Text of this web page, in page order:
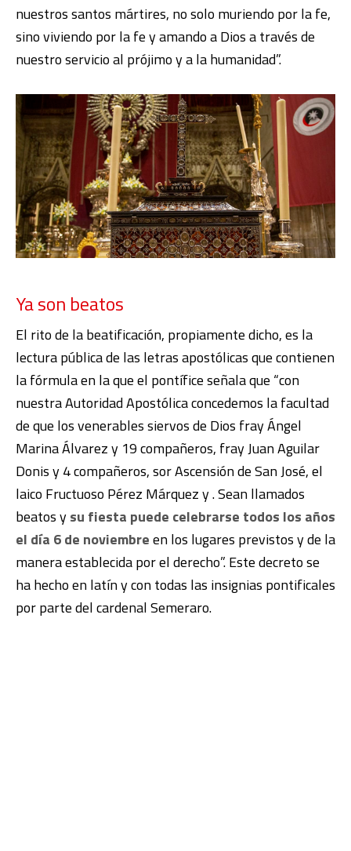
nuestros santos mártires, no solo muriendo por la fe,
sino viviendo por la fe y amando a Dios a través de
nuestro servicio al prójimo y a la humanidad”.
Ya son beatos
El rito de la beatificación, propiamente dicho, es la
lectura pública de las letras apostólicas que contienen
la fórmula en la que el pontífice señala que “con
nuestra Autoridad Apostólica concedemos la facultad
de que los venerables siervos de Dios fray Ángel
Marina Álvarez y 19 compañeros, fray Juan Aguilar
Donis y 4 compañeros, sor Ascensión de San José, el
laico Fructuoso Pérez Márquez y . Sean llamados
beatos ysu fiesta puede celebrarse todos los años
el día 6 de noviembreen los lugares previstos y de la
manera establecida por el derecho”. Este decreto se
ha hecho en latín y con todas las insignias pontificales
por parte del cardenal Semeraro.